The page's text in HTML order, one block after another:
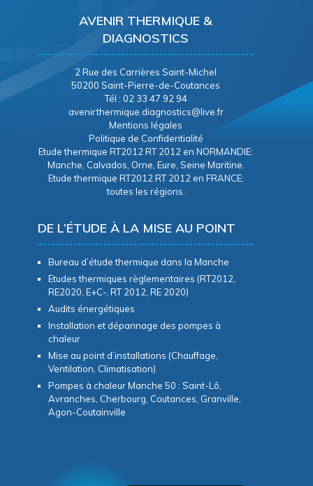
AVENIR THERMIQUE &
DIAGNOSTICS
2 Rue des Carrières Saint-Michel
50200 Saint-Pierre-de-Coutances
Tél : 02 33 47 92 94
avenirthermique.diagnostics@live.fr
Mentions légales
Politique de Confidentialité
Etude thermique RT2012 RT 2012 en NORMANDIE:
Manche, Calvados, Orne, Eure, Seine Maritine.
Etude thermique RT2012 RT 2012 en FRANCE:
toutes les régions.
DE L’ÉTUDE À LA MISE AU POINT
Bureau d’étude thermique dans la Manche
Etudes thermiques règlementaires (RT2012,
RE2020, E+C-, RT 2012, RE 2020)
Audits énergétiques
Installation et dépannage des pompes à
chaleur
Mise au point d’installations (Chauffage,
Ventilation, Climatisation)
Pompes à chaleur Manche 50 : Saint-Lô,
Avranches, Cherbourg, Coutances, Granville,
Agon-Coutainville